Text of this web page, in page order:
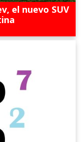
el nuevo SUV